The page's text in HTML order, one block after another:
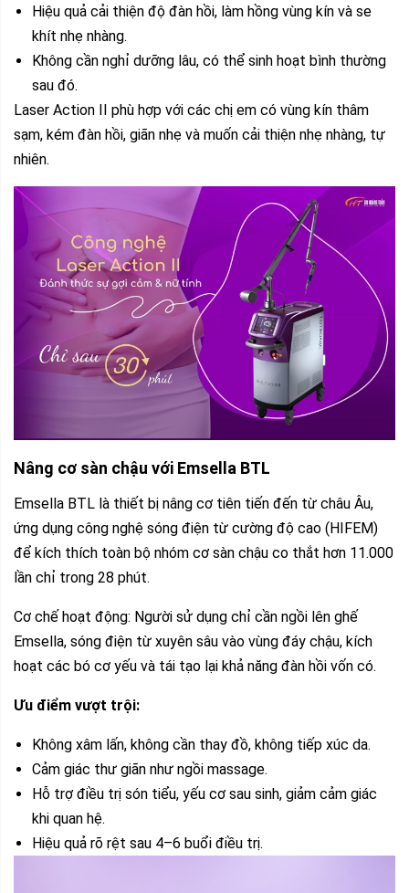
Hiệu quả cải thiện độ đàn hồi, làm hồng vùng kín và se
khít nhẹ nhàng.
Không cần nghỉ dưỡng lâu, có thể sinh hoạt bình thường
sau đó.
Laser Action II phù hợp với các chị em có vùng kín thâm
sạm, kém đàn hồi, giãn nhẹ và muốn cải thiện nhẹ nhàng, tự
nhiên.
Nâng cơ sàn chậu với Emsella BTL
Emsella BTL là thiết bị nâng cơ tiên tiến đến từ châu Âu,
ứng dụng công nghệ sóng điện từ cường độ cao (HIFEM)
để kích thích toàn bộ nhóm cơ sàn chậu co thắt hơn 11.000
lần chỉ trong 28 phút.
Cơ chế hoạt động: Người sử dụng chỉ cần ngồi lên ghế
Emsella, sóng điện từ xuyên sâu vào vùng đáy chậu, kích
hoạt các bó cơ yếu và tái tạo lại khả năng đàn hồi vốn có.
Ưu điểm vượt trội:
Không xâm lấn, không cần thay đồ, không tiếp xúc da.
Cảm giác thư giãn như ngồi massage.
Hỗ trợ điều trị són tiểu, yếu cơ sau sinh, giảm cảm giác
khi quan hệ.
Hiệu quả rõ rệt sau 4–6 buổi điều trị.